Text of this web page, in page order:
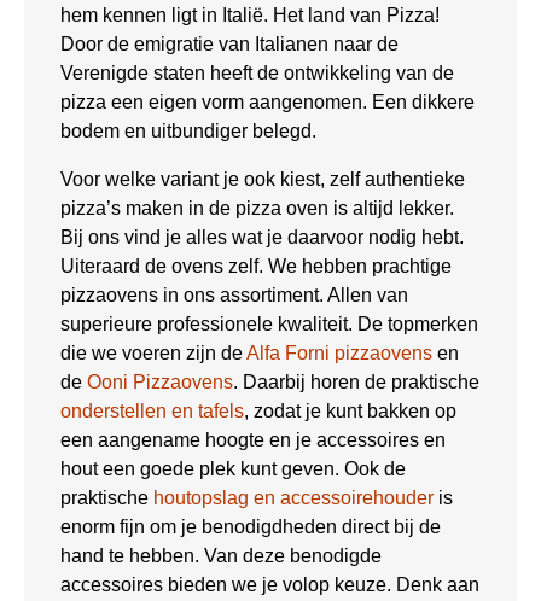
hem kennen ligt in Italië. Het land van Pizza!
Door de emigratie van Italianen naar de
Verenigde staten heeft de ontwikkeling van de
pizza een eigen vorm aangenomen. Een dikkere
bodem en uitbundiger belegd.
Voor welke variant je ook kiest, zelf authentieke
pizza’s maken in de pizza oven is altijd lekker.
Bij ons vind je alles wat je daarvoor nodig hebt.
Uiteraard de ovens zelf. We hebben prachtige
pizzaovens in ons assortiment. Allen van
superieure professionele kwaliteit. De topmerken
die we voeren zijn deAlfa Forni pizzaovens en
de Ooni Pizzaovens. Daarbij horen de praktische
onderstellen en tafels, zodat je kunt bakken op
een aangename hoogte en je accessoires en
hout een goede plek kunt geven. Ook de
praktische houtopslag en accessoirehouder is
enorm fijn om je benodigdheden direct bij de
hand te hebben. Van deze benodigde
accessoires bieden we je volop keuze. Denk aan